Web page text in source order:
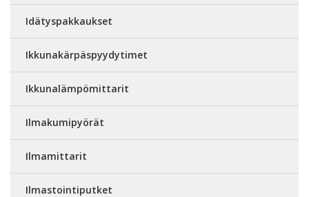
Idätyspakkaukset
Ikkunakärpäspyydytimet
Ikkunalämpömittarit
Ilmakumipyörät
Ilmamittarit
Ilmastointiputket